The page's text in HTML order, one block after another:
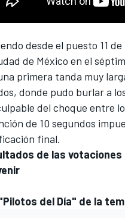
E
desde el puesto 11
de México en el
primera tanda muy
donde pudo burlar a
del choque entre
de 10 segundos
final.
de las votaciones
del Día" de la